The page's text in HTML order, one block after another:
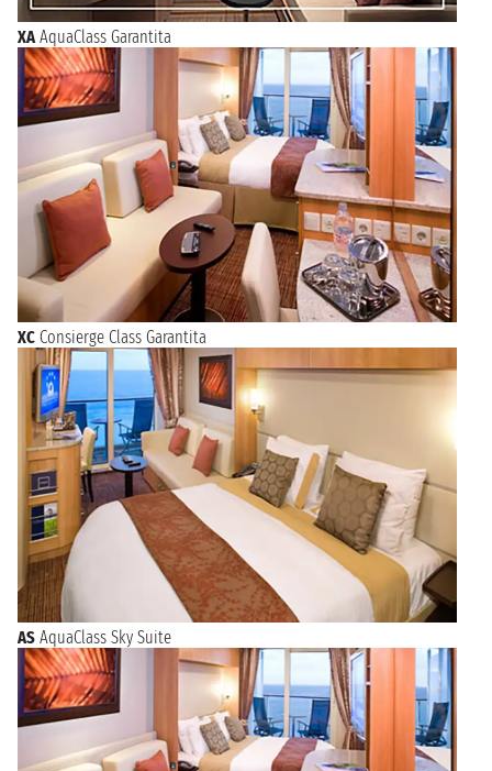
XA AquaClass Garantita
XC Consierge Class Garantita
AS AquaClass Sky Suite